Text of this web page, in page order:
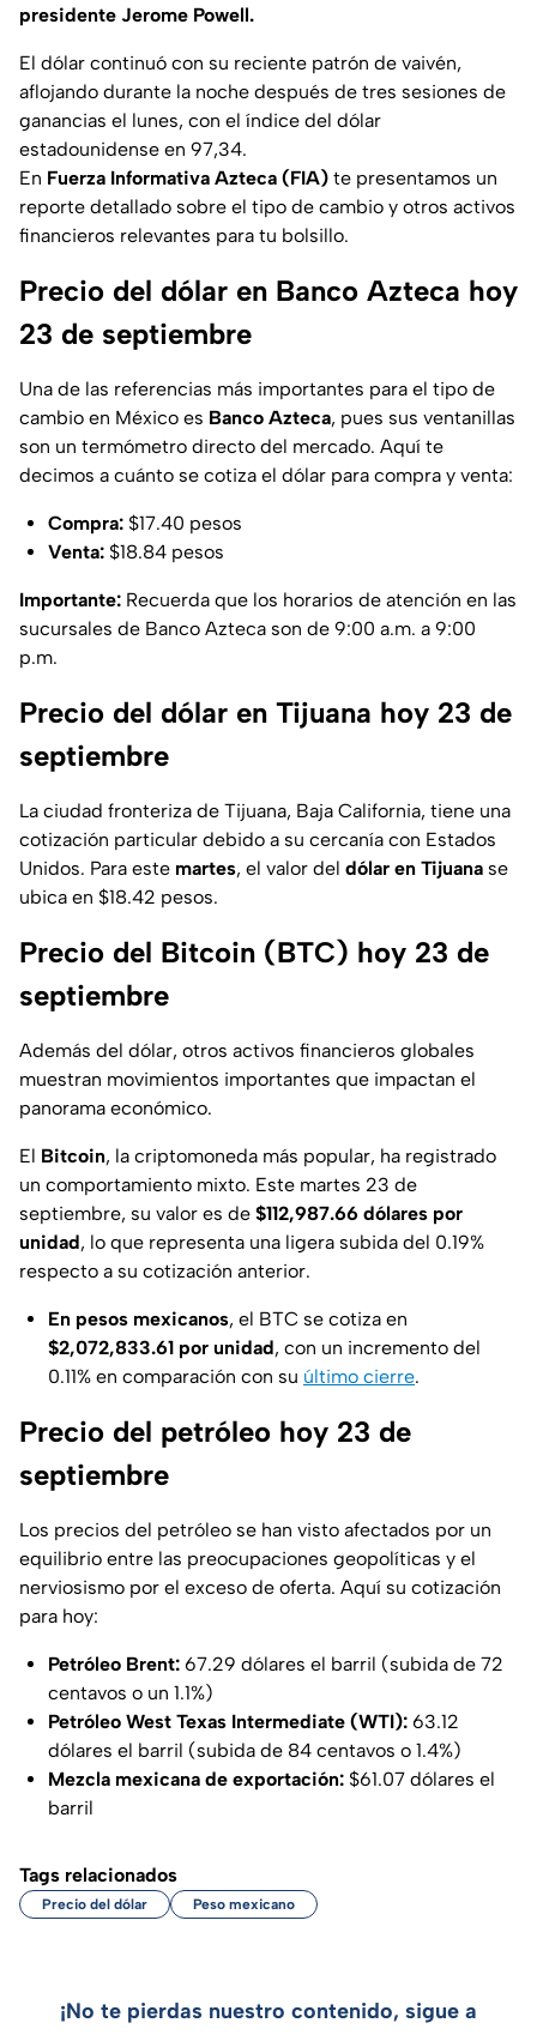
presidente Jerome Powell.
El dólar continuó con su reciente patrón de vaivén,
aflojando durante la noche después de tres sesiones de
ganancias el lunes, con el índice del dólar
estadounidense en 97,34.
En Fuerza Informativa Azteca (FIA) te presentamos un
reporte detallado sobre el tipo de cambio y otros activos
financieros relevantes para tu bolsillo.
Precio del dólar en Banco Azteca hoy
23 de septiembre
Una de las referencias más importantes para el tipo de
cambio en México es Banco Azteca, pues sus ventanillas
son un termómetro directo del mercado. Aquí te
decimos a cuánto se cotiza el dólar para compra y venta:
Compra: $17.40 pesos
Venta: $18.84 pesos
Importante: Recuerda que los horarios de atención en las
sucursales de Banco Azteca son de 9:00 a.m. a 9:00
p.m.
Precio del dólar en Tijuana hoy 23 de
septiembre
La ciudad fronteriza de Tijuana, Baja California, tiene una
cotización particular debido a su cercanía con Estados
Unidos. Para este martes, el valor del dólar en Tijuana se
ubica en $18.42 pesos.
Precio del Bitcoin (BTC) hoy 23 de
septiembre
Además del dólar, otros activos financieros globales
muestran movimientos importantes que impactan el
panorama económico.
El Bitcoin, la criptomoneda más popular, ha registrado
un comportamiento mixto. Este martes 23 de
septiembre, su valor es de $112,987.66 dólares por
unidad, lo que representa una ligera subida del 0.19%
respecto a su cotización anterior.
En pesos mexicanos, el BTC se cotiza en
$2,072,833.61 por unidad, con un incremento del
0.11% en comparación con su último cierre.
Precio del petróleo hoy 23 de
septiembre
Los precios del petróleo se han visto afectados por un
equilibrio entre las preocupaciones geopolíticas y el
nerviosismo por el exceso de oferta. Aquí su cotización
para hoy:
Petróleo Brent: 67.29 dólares el barril (subida de 72
centavos o un 1.1%)
Petróleo West Texas Intermediate (WTI): 63.12
dólares el barril (subida de 84 centavos o 1.4%)
Mezcla mexicana de exportación: $61.07 dólares el
barril
Tags relacionados
Precio del dólar Peso mexicano
¡No te pierdas nuestro contenido, sigue a